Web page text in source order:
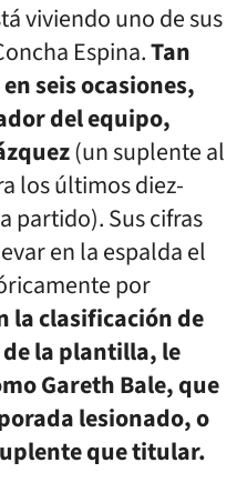
viviendo uno de sus
Espina.Tan
seis ocasiones,
del equipo,
(un suplente al
los últimos diez-
partido). Sus cifras
en la espalda el
por
la clasificación de
la plantilla, le
Gareth Bale, que
lesionado, o
que titular.